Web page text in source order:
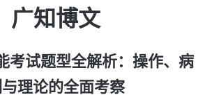
广知博文
考试题型全解析：操作、病
理论的全面考察